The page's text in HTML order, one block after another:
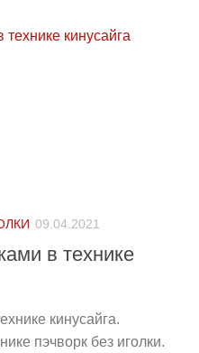
09.04.2021
в технике
кинусайга.
пэчворк без иголки.